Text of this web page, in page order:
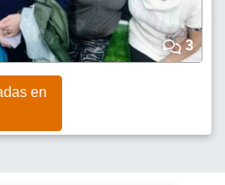
3
en